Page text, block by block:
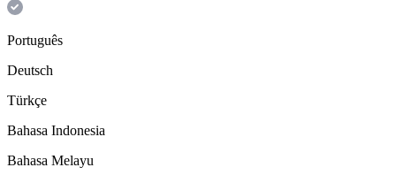
Português
Deutsch
Türkçe
Bahasa Indonesia
Bahasa Melayu